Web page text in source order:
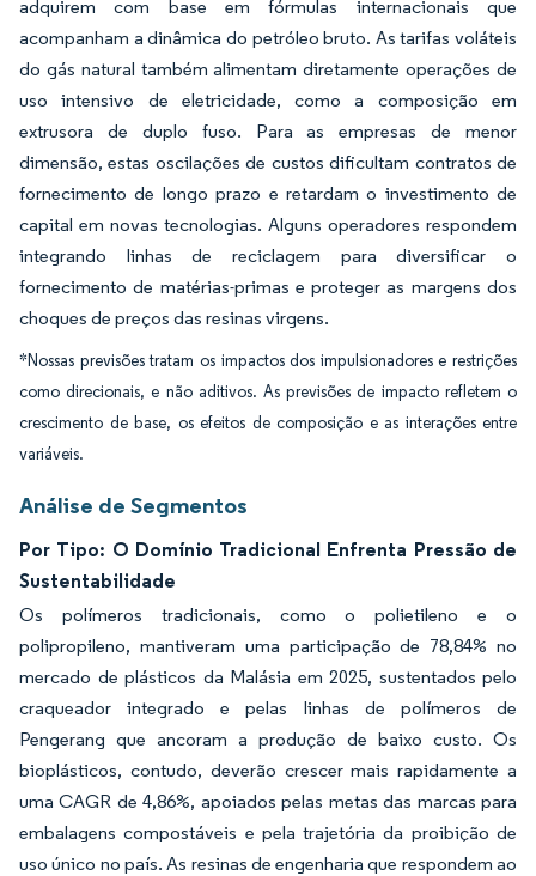
adquirem com base em fórmulas internacionais que
acompanham a dinâmica do petróleo bruto. As tarifas voláteis
do gás natural também alimentam diretamente operações de
uso intensivo de eletricidade, como a composição em
extrusora de duplo fuso. Para as empresas de menor
dimensão, estas oscilações de custos dificultam contratos de
fornecimento de longo prazo e retardam o investimento de
capital em novas tecnologias. Alguns operadores respondem
integrando linhas de reciclagem para diversificar o
fornecimento de matérias-primas e proteger as margens dos
choques de preços das resinas virgens.
*Nossas previsões tratam os impactos dos impulsionadores e restrições
como direcionais, e não aditivos. As previsões de impacto refletem o
crescimento de base, os efeitos de composição e as interações entre
variáveis.
Análise de Segmentos
Por Tipo: O Domínio Tradicional Enfrenta Pressão de
Sustentabilidade
Os polímeros tradicionais, como o polietileno e o
polipropileno, mantiveram uma participação de 78,84% no
mercado de plásticos da Malásia em 2025, sustentados pelo
craqueador integrado e pelas linhas de polímeros de
Pengerang que ancoram a produção de baixo custo. Os
bioplásticos, contudo, deverão crescer mais rapidamente a
uma CAGR de 4,86%, apoiados pelas metas das marcas para
embalagens compostáveis e pela trajetória da proibição de
uso único no país. As resinas de engenharia que respondem ao